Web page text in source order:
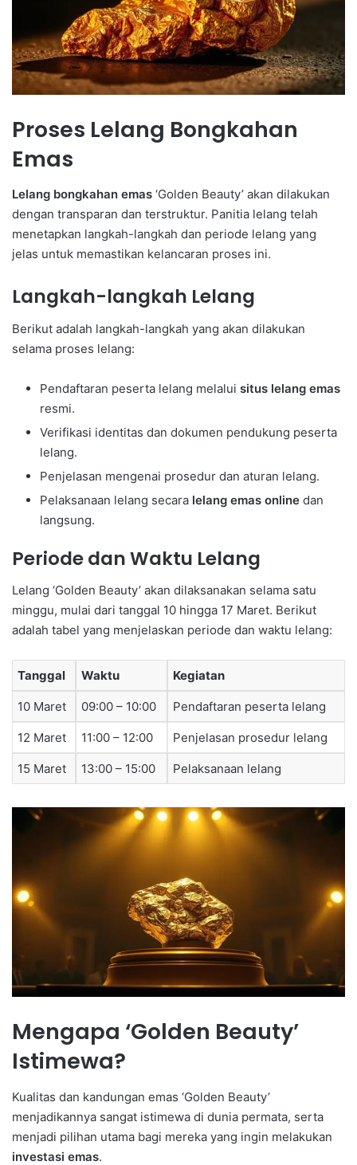
Proses Lelang Bongkahan
Emas
Lelang bongkahan emas ‘Golden Beauty’ akan dilakukan
dengan transparan dan terstruktur. Panitia lelang telah
menetapkan langkah-langkah dan periode lelang yang
jelas untuk memastikan kelancaran proses ini.
Langkah-langkah Lelang
Berikut adalah langkah-langkah yang akan dilakukan
selama proses lelang:
Pendaftaran peserta lelang melalui situs lelang emas
resmi.
Verifikasi identitas dan dokumen pendukung peserta
lelang.
Penjelasan mengenai prosedur dan aturan lelang.
Pelaksanaan lelang secara lelang emas online dan
langsung.
Periode dan Waktu Lelang
Lelang ‘Golden Beauty’ akan dilaksanakan selama satu
minggu, mulai dari tanggal 10 hingga 17 Maret. Berikut
adalah tabel yang menjelaskan periode dan waktu lelang:
Tanggal Waktu Kegiatan
10 Maret 09:00 – 10:00 Pendaftaran peserta lelang
12 Maret 11:00 – 12:00 Penjelasan prosedur lelang
15 Maret 13:00 – 15:00 Pelaksanaan lelang
Mengapa ‘Golden Beauty’
Istimewa?
Kualitas dan kandungan emas ‘Golden Beauty’
menjadikannya sangat istimewa di dunia permata, serta
menjadi pilihan utama bagi mereka yang ingin melakukan
investasi emas.